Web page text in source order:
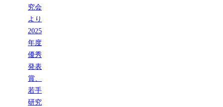
究会
より
2025
年度
優秀
発表
賞、
若手
研究